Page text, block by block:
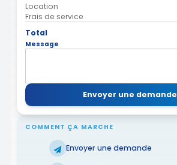
Location
Frais de service
Total
Message
Envoyer une demande
COMMENT ÇA MARCHE
Envoyer une demande